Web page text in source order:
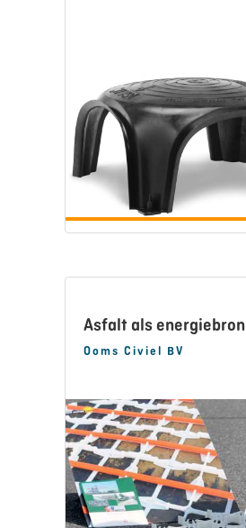
Asfalt als energiebron
Ooms Civiel BV